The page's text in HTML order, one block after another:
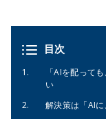
目次
「AIを配って
い
解決策は「AIに